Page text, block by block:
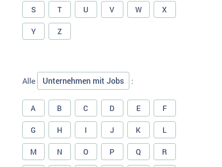
S T U V W X
Y Z
Alle Unternehmen mit Jobs :
A B C D E F
G H I J K L
M N O P Q R